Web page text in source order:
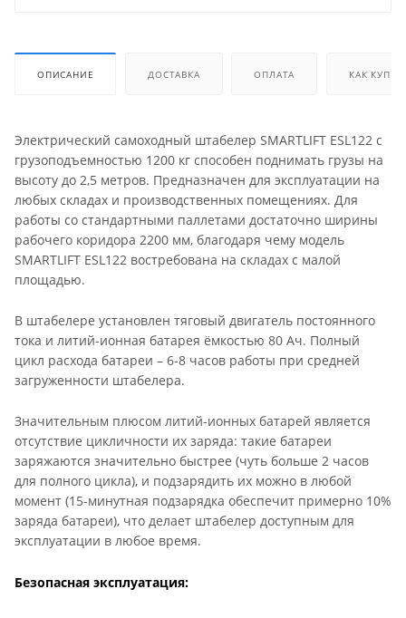
ОПИСАНИЕ ДОСТАВКА ОПЛАТА КАК
Электрический самоходный штабелер SMARTLIFT ESL122 с
грузоподъемностью 1200 кг способен поднимать грузы на
высоту до 2,5 метров. Предназначен для эксплуатации на
любых складах и производственных помещениях. Для
работы со стандартными паллетами достаточно ширины
рабочего коридора 2200 мм, благодаря чему модель
SMARTLIFT ESL122 востребована на складах с малой
площадью.
В штабелере установлен тяговый двигатель постоянного
тока и литий-ионная батарея ёмкостью 80 Ач. Полный
цикл расхода батареи – 6-8 часов работы при средней
загруженности штабелера.
Значительным плюсом литий-ионных батарей является
отсутствие цикличности их заряда: такие батареи
заряжаются значительно быстрее (чуть больше 2 часов
для полного цикла), и подзарядить их можно в любой
момент (15-минутная подзарядка обеспечит примерно 10%
заряда батареи), что делает штабелер доступным для
эксплуатации в любое время.
Безопасная эксплуатация: